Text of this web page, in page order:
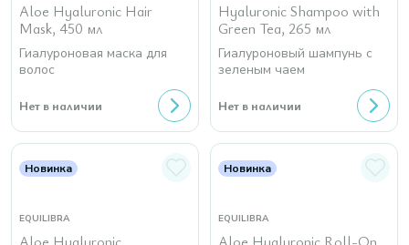
Aloe Hyaluronic Hair
Mask, 450 мл
Гиалуроновая маска для
волос
Нет в наличии
Hyaluronic Shampoo with
Green Tea, 265 мл
Гиалуроновый шампунь с
зеленым чаем
Нет в наличии
Новинка
EQUILIBRA
Новинка
EQUILIBRA